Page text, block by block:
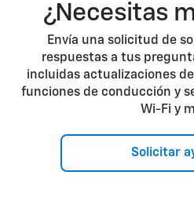
¿Necesitas
Envía una solicitud de
respuestas a tus
incluidas actualizaciones
funciones de conducción y
Wi-Fi y
Solicitar